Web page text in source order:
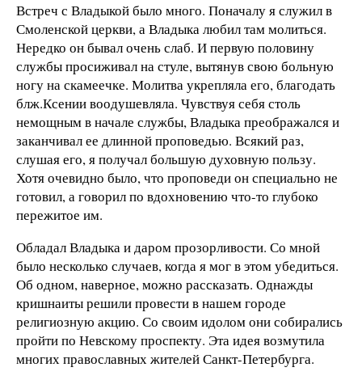
Встреч с Владыкой было много. Поначалу я служил в
Смоленской церкви, а Владыка любил там молиться.
Нередко он бывал очень слаб. И первую половину
службы просиживал на стуле, вытянув свою больную
ногу на скамеечке. Молитва укрепляла его, благодать
блж.Ксении воодушевляла. Чувствуя себя столь
немощным в начале службы, Владыка преображался и
заканчивал ее длинной проповедью. Всякий раз,
слушая его, я получал большую духовную пользу.
Хотя очевидно было, что проповеди он специально не
готовил, а говорил по вдохновению что-то глубоко
пережитое им.
Обладал Владыка и даром прозорливости. Со мной
было несколько случаев, когда я мог в этом убедиться.
Об одном, наверное, можно рассказать. Однажды
кришнаиты решили провести в нашем городе
религиозную акцию. Со своим идолом они собирались
пройти по Невскому проспекту. Эта идея возмутила
многих православных жителей Санкт-Петербурга.